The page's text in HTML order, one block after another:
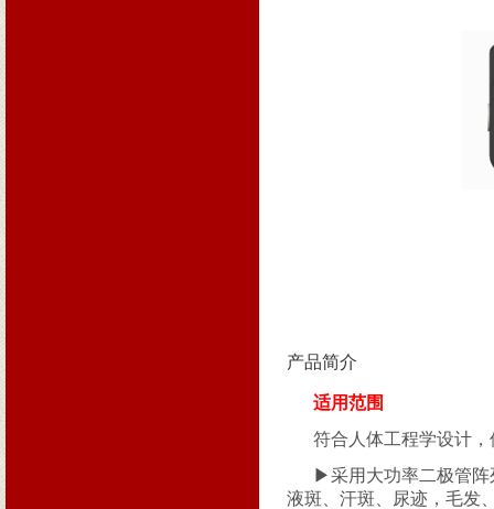
产品简介
适用范围
符合人体工程学设计
▶采用大功率二极管阵
液斑、汗斑、尿迹，毛发